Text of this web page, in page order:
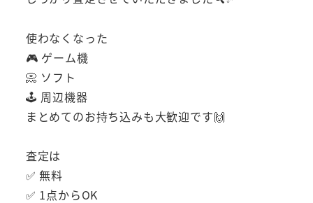
使わなくなった
🎮 ゲーム機
📀 ソフト
🕹 周辺機器
まとめてのお持ち込みも大歓迎です🙌
査定は
✅ 無料
✅ 1点からOK